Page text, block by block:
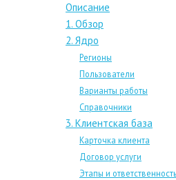
Описание
1. Обзор
2. Ядро
Регионы
Пользователи
Варианты работы
Справочники
3. Клиентская база
Карточка клиента
Договор услуги
Этапы и ответственность